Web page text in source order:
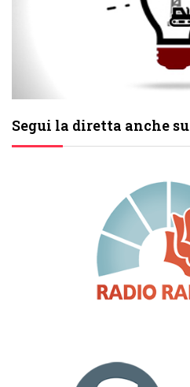
Segui la diretta anche su